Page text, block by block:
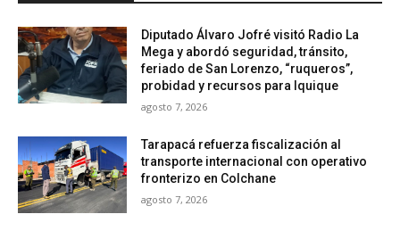
Diputado Álvaro Jofré visitó Radio La
Mega y abordó seguridad, tránsito,
feriado de San Lorenzo, “ruqueros”,
probidad y recursos para Iquique
agosto 7, 2026
Tarapacá refuerza fiscalización al
transporte internacional con operativo
fronterizo en Colchane
agosto 7, 2026